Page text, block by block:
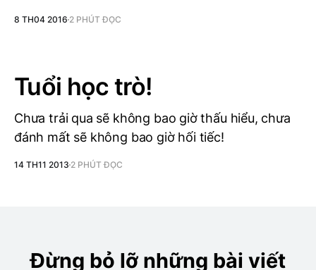
8 TH04 2016 2 PHÚT ĐỌC
Tuổi học trò!
Chưa trải qua sẽ không bao giờ thấu hiểu, chưa
đánh mất sẽ không bao giờ hối tiếc!
14 TH11 2013 2 PHÚT ĐỌC